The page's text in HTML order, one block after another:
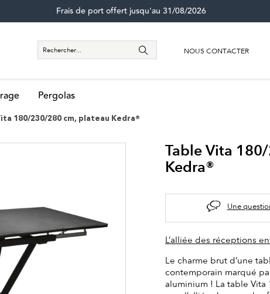
Frais de port offert jusqu'au 31/08/2026
NOUS CONTACTER
Pergolas
180/230/280 cm, plateau Kedra®
Table Vita
Kedra®
Une
L’alliée des réceptions
Le charme brut d’une
contemporain marqué
aluminium ! La table